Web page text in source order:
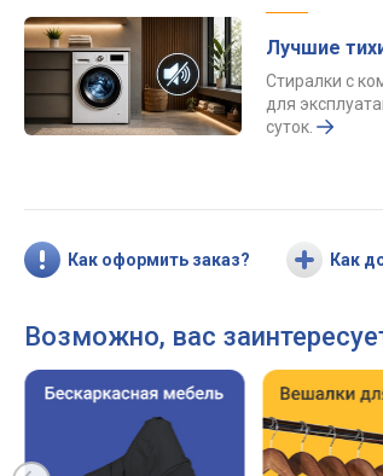
Лучшие
Стиралки с
для
суток.
Как оформить заказ? Как
Возможно, вас